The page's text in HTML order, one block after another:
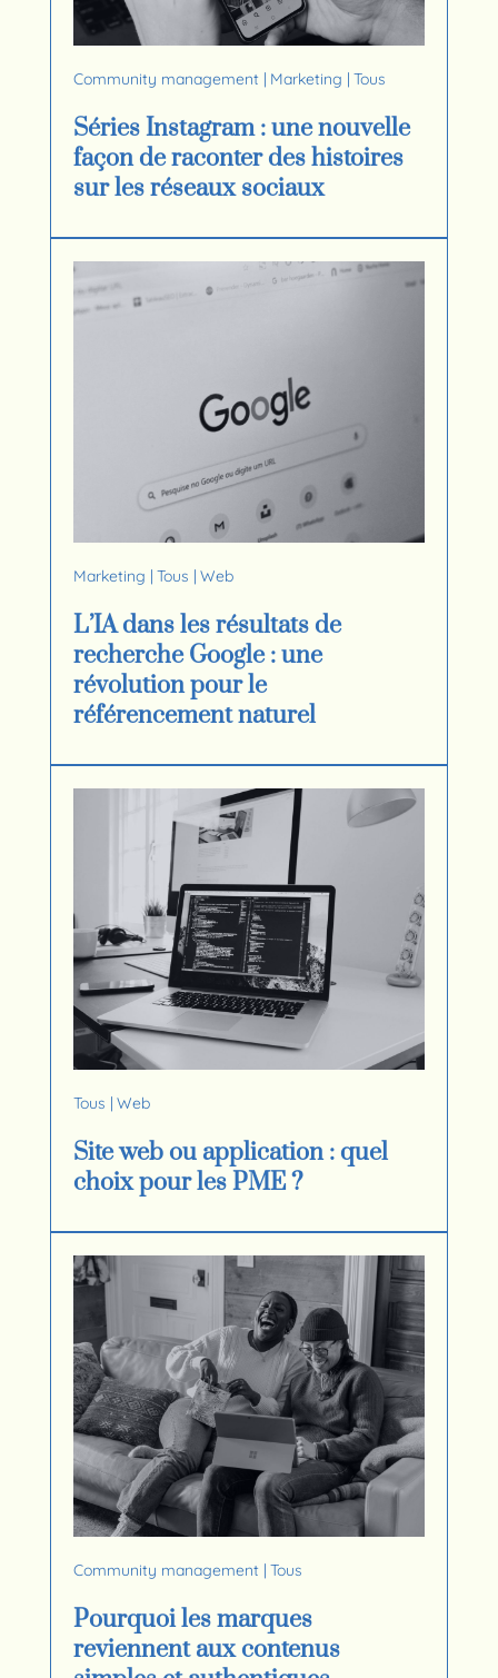
Community management| Marketing | Tous
Séries Instagram : une nouvelle
façon de raconter des histoires
sur les réseaux sociaux
Marketing | Tous | Web
L’IA dans les résultats de
recherche Google : une
révolution pour le
référencement naturel
Tous | Web
Site web ou application : quel
choix pour les PME ?
Community management| Tous
Pourquoi les marques
reviennent aux contenus